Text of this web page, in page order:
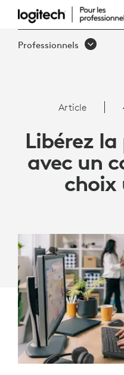
LIBÉREZ
LA
COMBO
LOGITECH
SIGNATURE
COMFORT
MK880
Professionnels
Article
Libérez
avec un
choix